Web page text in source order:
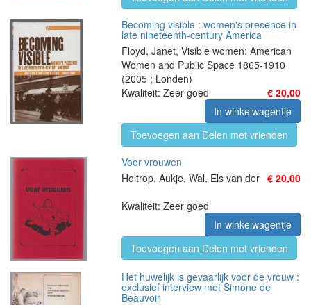
Becoming visible : women's presence in
late nineteenth-century America
Floyd, Janet, Visible women: American
Women and Public Space 1865-1910
(2005 ; Londen)
€ 20,00
Kwaliteit: Zeer goed
In winkelwagentje
Toevoegen aan Delen met vrienden
Voor vrouwen
Holtrop, Aukje, Wal, Els van der € 20,00
Kwaliteit: Zeer goed
In winkelwagentje
Toevoegen aan Delen met vrienden
Het huwelijk is gevaarlijk voor de vrouw :
exclusief interview met Simone de
Beauvoir